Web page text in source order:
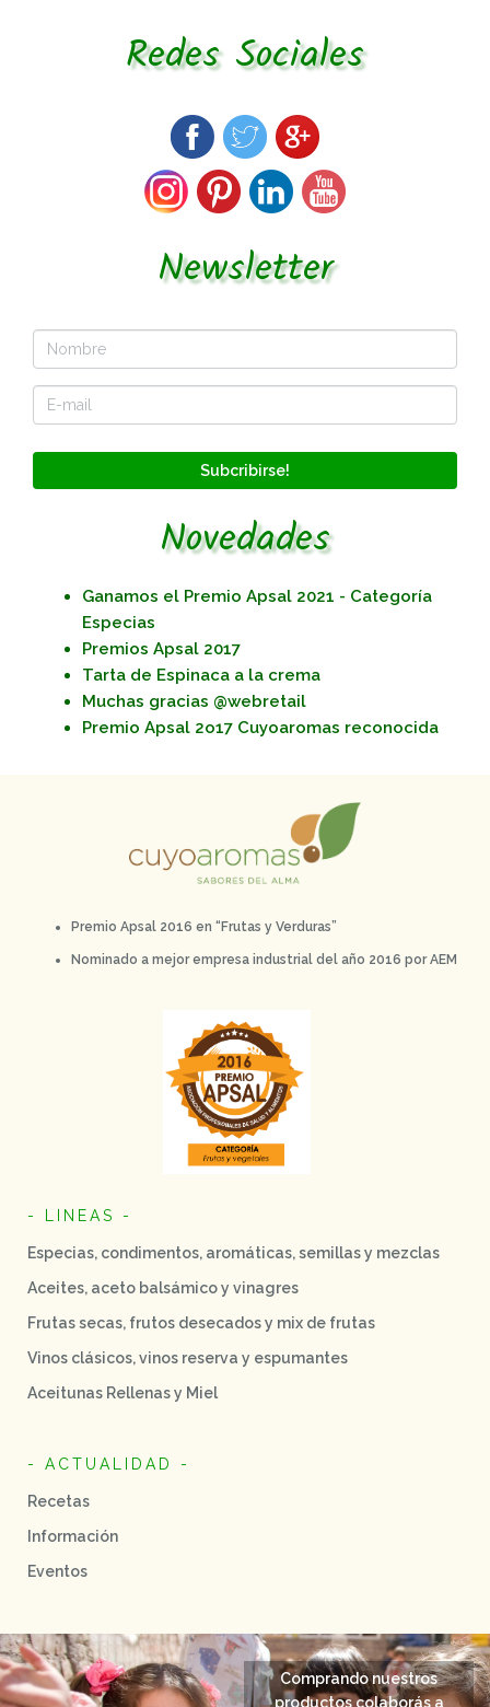
Redes Sociales
Newsletter
Subcribirse!
Novedades
Ganamos el Premio Apsal 2021 - Categoría
Especias
Premios Apsal 2017
Tarta de Espinaca a la crema
Muchas gracias @webretail
Premio Apsal 2o17 Cuyoaromas reconocida
Premio Apsal 2016 en “Frutas y Verduras”
Nominado a mejor empresa industrial del año 2016 por AEM
- LINEAS -
Especias, condimentos, aromáticas, semillas y mezclas
Aceites, aceto balsámico y vinagres
Frutas secas, frutos desecados y mix de frutas
Vinos clásicos, vinos reserva y espumantes
Aceitunas Rellenas y Miel
- ACTUALIDAD -
Recetas
Información
Eventos
Comprando nuestros
productos colaborás a